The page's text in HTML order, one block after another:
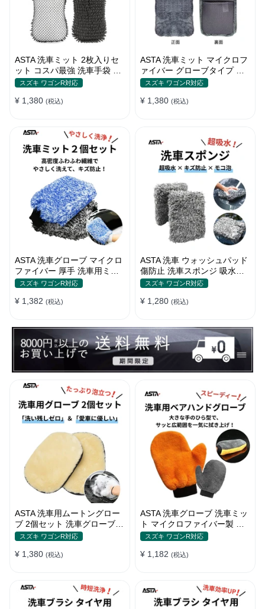
ASTA 洗車ミット 2枚入りセ
ット コスパ最強 洗車手袋 マ
イクロファイバー製 洗車グッ
ポンジ
スズキ ワゴンR対応
¥ 1,380 (税込)
ASTA 洗車ミット マイクロフ
ァイバー グローブタイプ 洗
車プロも愛用 傷防止 高吸水
ング用品
スズキ ワゴンR対応
¥ 1,380 (税込)
ASTA 洗車グローブ マイクロ
ファイバー 厚手 洗車用ミッ
ト 大判サイズ スポンジ内蔵
ローブ 傷防止 吸水速乾 車・
スズキ ワゴンR対応
¥ 1,382 (税込)
ASTA 洗車 ウォッシュパッド
傷防止 洗車スポンジ 吸水性
抜群 マイクロファイバー 極
車キズを防ぐ 滑りやすい構造
スズキ ワゴンR対応
¥ 1,280 (税込)
ASTA 洗車用ムートングロー
ブ 2個セット 洗車グローブ
手袋 傷防止 洗車グッズ 洗車
スズキ ワゴンR対応
¥ 1,380 (税込)
ASTA 洗車グローブ 洗車ミッ
ト マイクロファイバー製 傷
防止 手洗い洗車用 ホイール
ーニンググローブ 1個入り
スズキ ワゴンR対応
¥ 1,182 (税込)